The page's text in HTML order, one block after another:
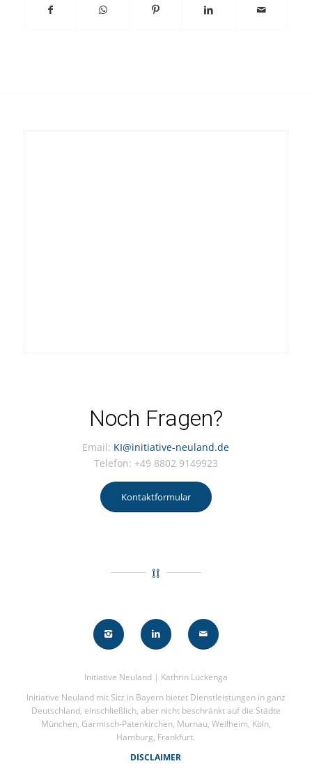
Noch Fragen?
Email: KI@initiative-neuland.de
Telefon: +49 8802 9149923
Kontaktformular
Initiative Neuland | Kathrin Lückenga
Initiative Neuland mit Sitz in Bayern bietet Dienstleistungen in ganz
Deutschland, einschließlich, aber nicht beschränkt auf die Städte
München, Garmisch-Patenkirchen, Murnau, Weilheim, Köln,
Hamburg, Frankfurt.
DISCLAIMER